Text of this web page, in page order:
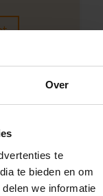
Over
te
te bieden en om
we informatie